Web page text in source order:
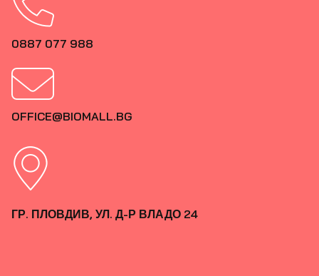
0887 077 988
OFFICE@BIOMALL.BG
ГР. ПЛОВДИВ, УЛ. Д-Р ВЛАДО 24